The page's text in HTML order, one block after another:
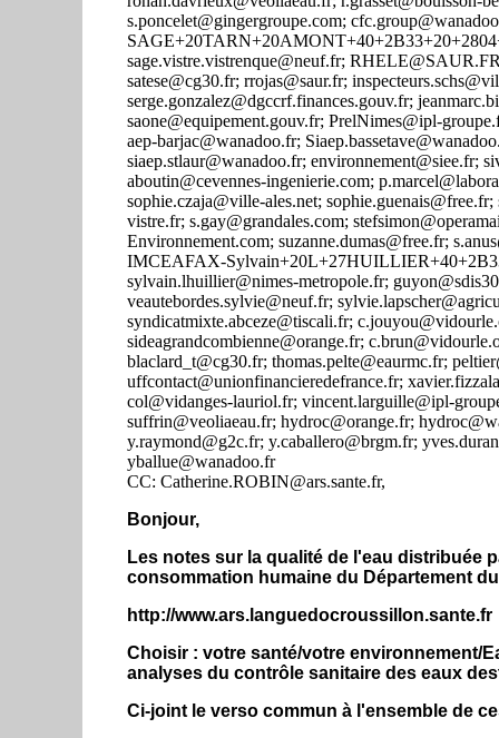
CC: Catherine.ROBIN@ars.sante.fr,
Bonjour,
Les notes sur la qualité de l'eau distribuée
consommation humaine du Département
http://www.ars.languedocroussillon.sante.fr
Choisir : votre santé/votre environnement/
analyses du contrôle sanitaire des eaux
Ci-joint le verso commun à l'ensemble de